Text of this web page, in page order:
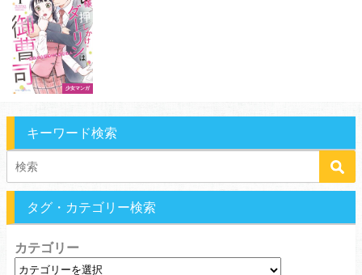
少女マンガ
キーワード検索
タグ・カテゴリー検索
カテゴリー